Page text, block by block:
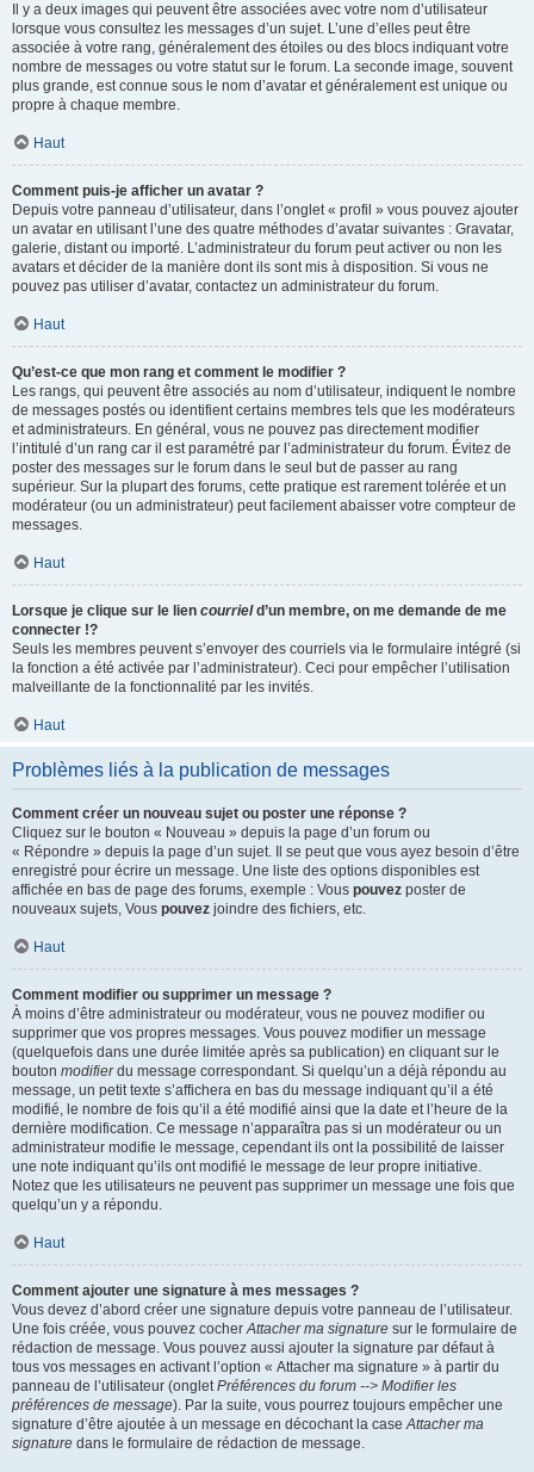
Il y a deux images qui peuvent être associées avec votre nom d’utilisateur
lorsque vous consultez les messages d’un sujet. L’une d’elles peut être
associée à votre rang, généralement des étoiles ou des blocs indiquant votre
nombre de messages ou votre statut sur le forum. La seconde image, souvent
plus grande, est connue sous le nom d’avatar et généralement est unique ou
propre à chaque membre.
Haut
Comment puis-je afficher un avatar ?
Depuis votre panneau d’utilisateur, dans l’onglet « profil » vous pouvez ajouter
un avatar en utilisant l’une des quatre méthodes d’avatar suivantes : Gravatar,
galerie, distant ou importé. L’administrateur du forum peut activer ou non les
avatars et décider de la manière dont ils sont mis à disposition. Si vous ne
pouvez pas utiliser d’avatar, contactez un administrateur du forum.
Haut
Qu’est-ce que mon rang et comment le modifier ?
Les rangs, qui peuvent être associés au nom d’utilisateur, indiquent le nombre
de messages postés ou identifient certains membres tels que les modérateurs
et administrateurs. En général, vous ne pouvez pas directement modifier
l’intitulé d’un rang car il est paramétré par l’administrateur du forum. Évitez de
poster des messages sur le forum dans le seul but de passer au rang
supérieur. Sur la plupart des forums, cette pratique est rarement tolérée et un
modérateur (ou un administrateur) peut facilement abaisser votre compteur de
messages.
Haut
Lorsque je clique sur le lien courrield’un membre, on me demande de me
connecter !?
Seuls les membres peuvent s’envoyer des courriels via le formulaire intégré (si
la fonction a été activée par l’administrateur). Ceci pour empêcher l’utilisation
malveillante de la fonctionnalité par les invités.
Haut
Problèmes liés à la publication de messages
Comment créer un nouveau sujet ou poster une réponse ?
Cliquez sur le bouton « Nouveau » depuis la page d’un forum ou
« Répondre » depuis la page d’un sujet. Il se peut que vous ayez besoin d’être
enregistré pour écrire un message. Une liste des options disponibles est
affichée en bas de page des forums, exemple : Vous pouvez poster de
nouveaux sujets, Vous pouvez joindre des fichiers, etc.
Haut
Comment modifier ou supprimer un message ?
À moins d’être administrateur ou modérateur, vous ne pouvez modifier ou
supprimer que vos propres messages. Vous pouvez modifier un message
(quelquefois dans une durée limitée après sa publication) en cliquant sur le
bouton modifierdu message correspondant. Si quelqu’un a déjà répondu au
message, un petit texte s’affichera en bas du message indiquant qu’il a été
modifié, le nombre de fois qu’il a été modifié ainsi que la date et l’heure de la
dernière modification. Ce message n’apparaîtra pas si un modérateur ou un
administrateur modifie le message, cependant ils ont la possibilité de laisser
une note indiquant qu’ils ont modifié le message de leur propre initiative.
Notez que les utilisateurs ne peuvent pas supprimer un message une fois que
quelqu’un y a répondu.
Haut
Comment ajouter une signature à mes messages ?
Vous devez d’abord créer une signature depuis votre panneau de l’utilisateur.
Une fois créée, vous pouvez cocherAttacher ma signature sur le formulaire de
rédaction de message. Vous pouvez aussi ajouter la signature par défaut à
tous vos messages en activant l’option « Attacher ma signature » à partir du
panneau de l’utilisateur (ongletPréférences du forum --> Modifier les
préférences de message). Par la suite, vous pourrez toujours empêcher une
signature d’être ajoutée à un message en décochant la caseAttacher ma
signature dans le formulaire de rédaction de message.